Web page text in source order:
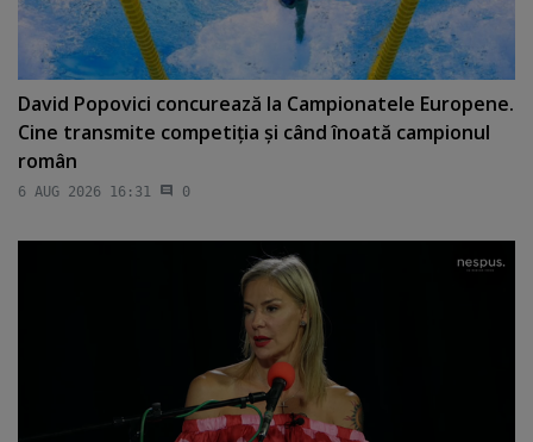
David Popovici concurează la Campionatele Europene.
Cine transmite competiţia şi când înoată campionul
român
6 AUG 2026 16:31 0